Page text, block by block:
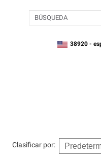
BÚSQUEDA
zipcode,
38920 -
Clasificar por: